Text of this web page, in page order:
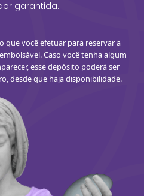
garantida.
que você efetuar para reservar a
Caso você tenha algum
esse depósito poderá ser
desde que haja disponibilidade.